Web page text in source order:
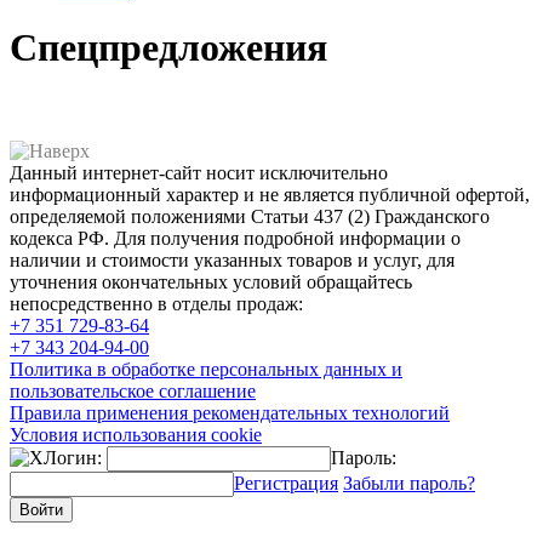
Спецпредложения
Данный интернет-сайт носит исключительно
информационный характер и не является публичной офертой,
определяемой положениями Статьи 437 (2) Гражданского
кодекса РФ. Для получения подробной информации о
наличии и стоимости указанных товаров и услуг, для
уточнения окончательных условий обращайтесь
непосредственно в отделы продаж:
+7 351 729-83-64
+7 343 204-94-00
Политика в обработке персональных данных и
пользовательское соглашение
Правила применения рекомендательных технологий
Условия использования cookie
Логин:
Пароль:
Регистрация Забыли пароль?